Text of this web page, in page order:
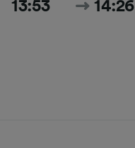
13:53 14:26